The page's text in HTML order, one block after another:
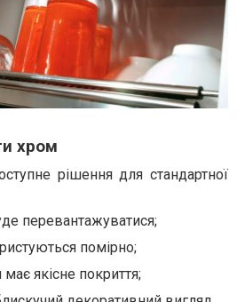
хром
рішення для стандартної
перевантажуватися;
помірно;
якісне покриття;